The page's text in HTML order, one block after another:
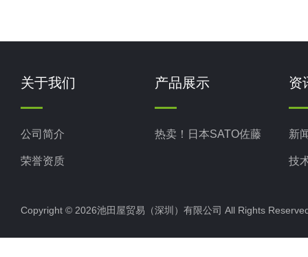
关于我们
公司简介
荣誉资质
产品展示
热卖！日本SATO佐藤
资
新
技
Copyright © 2026池田屋贸易（深圳）有限公司 All Rights